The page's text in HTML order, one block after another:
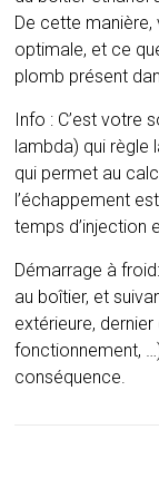
De cette
optimale, et ce
plomb présent
Info : C’est votre
lambda) qui règle
qui permet au
l’échappement
temps d’injection
Démarrage à
au boîtier, et
extérieure,
fonctionnement,
conséquence.